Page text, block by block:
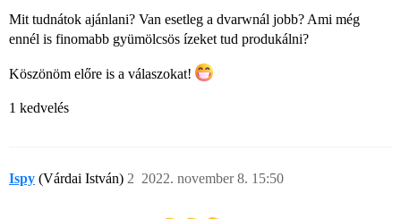
Mit tudnátok ajánlani? Van esetleg a dvarwnál jobb? Ami még
ennél is finomabb gyümölcsös ízeket tud produkálni?
Köszönöm előre is a válaszokat!
1 kedvelés
Ispy (Várdai István) 2022. november 8. 15:50
2